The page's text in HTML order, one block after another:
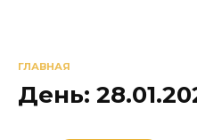
ГЛАВНАЯ
День: